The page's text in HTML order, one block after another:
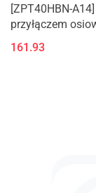
[ZPT40HBN-
przyłączem
161.93